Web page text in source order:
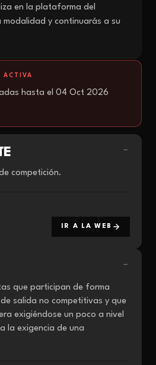
en la plataforma del
modalidad y continuarás a su
ACTIVA
hasta el 04 Oct 2026
→
competición.
IR A LA WEB
→
que participan de forma
salida no competitivas y que
exigiéndose un poco a nivel
la exigencia de una